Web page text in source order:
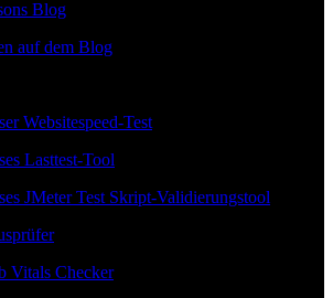
Blog
auf dem Blog
Websitespeed-Test
Lasttest-Tool
JMeter Test Skript-Validierungstool
Vitals Checker